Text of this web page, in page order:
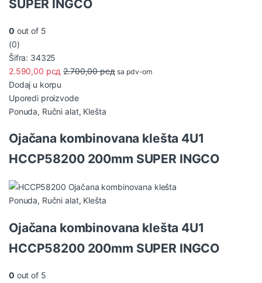
SUPER INGCO
0 out of 5
(0)
Šifra: 34325
2.590,00 рсд 2.700,00рсд sa pdv-om
Dodaj u korpu
Uporedi proizvode
Ponuda, Ručni alat, Klešta
Ojačana kombinovana klešta 4U1
HCCP58200 200mm SUPER INGCO
Ponuda, Ručni alat, Klešta
Ojačana kombinovana klešta 4U1
HCCP58200 200mm SUPER INGCO
0 out of 5